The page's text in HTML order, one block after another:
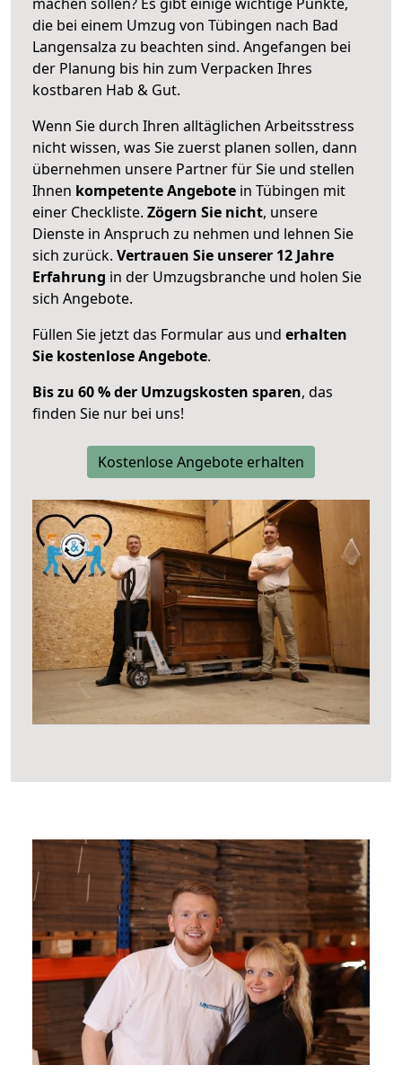
die bei einem Umzug von Tübingen nach Bad
Langensalza zu beachten sind. Angefangen bei
der Planung bis hin zum Verpacken Ihres
kostbaren Hab & Gut.
Wenn Sie durch Ihren alltäglichen Arbeitsstress
nicht wissen, was Sie zuerst planen sollen, dann
übernehmen unsere Partner für Sie und stellen
Ihnen kompetente Angebote in Tübingen mit
einer Checkliste. Zögern Sie nicht, unsere
Dienste in Anspruch zu nehmen und lehnen Sie
sich zurück. Vertrauen Sie unserer 12 Jahre
Erfahrung in der Umzugsbranche und holen Sie
sich Angebote.
Füllen Sie jetzt das Formular aus und erhalten
Sie kostenlose Angebote.
Bis zu 60 % der Umzugskosten sparen, das
finden Sie nur bei uns!
Kostenlose Angebote erhalten